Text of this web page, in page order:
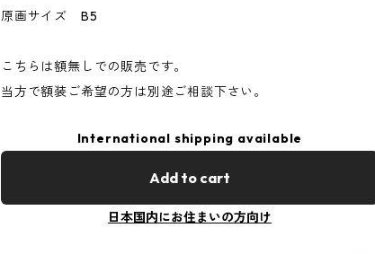
原画サイズ B5
こちらは額無しでの販売です。
当方で額装ご希望の方は別途ご相談下さい。
International shipping available
Add to cart
日本国内にお住まいの方向け